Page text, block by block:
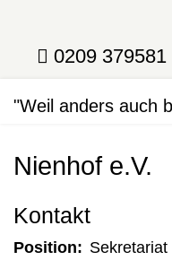
0209 379581
"Weil anders auch
Nienhof e.V.
Kontakt
Position: Sekretariat